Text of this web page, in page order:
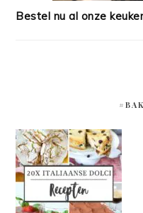
Bestel nu al onze